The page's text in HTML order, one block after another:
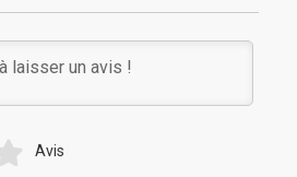
Avis